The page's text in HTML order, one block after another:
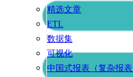
精选文章
ETL
数据集
可视化
中国式报表（复杂报表